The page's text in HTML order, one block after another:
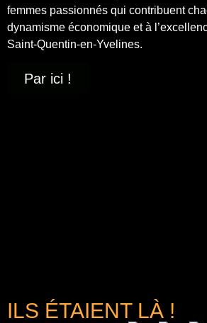
femmes passionnés qui contribuent
dynamisme économique et à
Saint-Quentin-en-Yvelines.
Par ici !
ILS ÉTAIENT LÀ !